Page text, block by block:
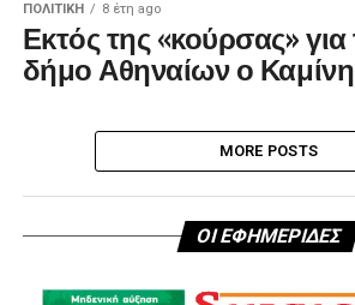
ΠΟΛΙΤΙΚΉ 8 έτη ago
Εκτός της «κούρσας» για
δήμο Αθηναίων ο
MORE POSTS
ΟΙ ΕΦΗΜΕΡΙΔΕΣ